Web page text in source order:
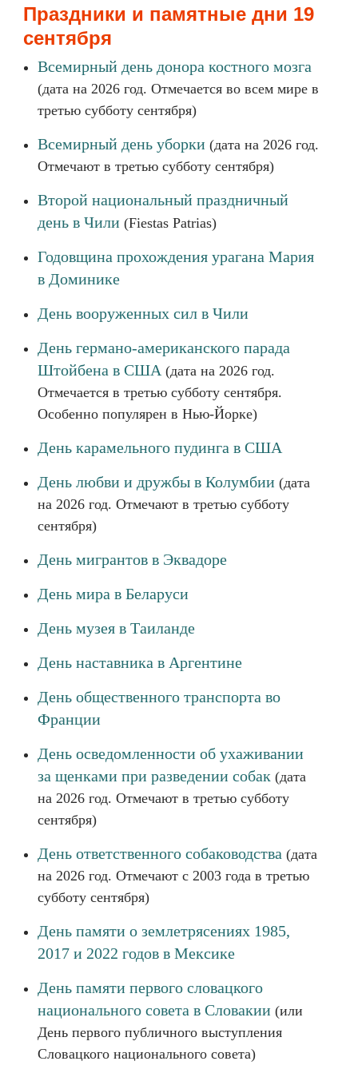
Праздники и памятные дни 19
сентября
Всемирный день донора костного мозга
(дата на 2026 год. Отмечается во всем мире в
третью субботу сентября)
Всемирный день уборки (дата на 2026 год.
Отмечают в третью субботу сентября)
Второй национальный праздничный
день в Чили (Fiestas Patrias)
Годовщина прохождения урагана Мария
в Доминике
День вооруженных сил в Чили
День германо-американского парада
Штойбена в США(дата на 2026 год.
Отмечается в третью субботу сентября.
Особенно популярен в Нью-Йорке)
День карамельного пудинга в США
День любви и дружбы в Колумбии (дата
на 2026 год. Отмечают в третью субботу
сентября)
День мигрантов в Эквадоре
День мира в Беларуси
День музея в Таиланде
День наставника в Аргентине
День общественного транспорта во
Франции
День осведомленности об ухаживании
за щенками при разведении собак (дата
на 2026 год. Отмечают в третью субботу
сентября)
День ответственного собаководства (дата
на 2026 год. Отмечают с 2003 года в третью
субботу сентября)
День памяти о землетрясениях 1985,
2017 и 2022 годов в Мексике
День памяти первого словацкого
национального совета в Словакии (или
День первого публичного выступления
Словацкого национального совета)